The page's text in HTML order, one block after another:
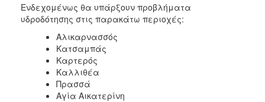
ΠΟΛΙΤΙΣΜΟΣ
ΑΝΘΕΚΤΙΚΗ
Ενδεχομένως θα υπάρξουν προβλήματα
υδροδότησης στις παρακάτω περιοχές:
Αλικαρνασσός
Κατσαμπάς
Καρτερός
Καλλιθέα
Πρασσά
Αγία Αικατερίνη